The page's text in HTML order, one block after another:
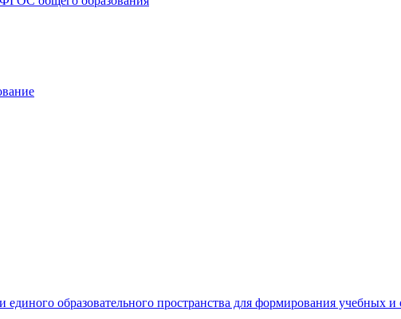
образовательного пространства для формирования учебных